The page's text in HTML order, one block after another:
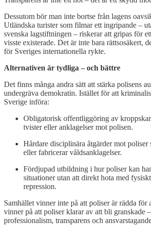
Dessutom bör man inte bortse från lagens
Utländska turister som filmar ett ingripande –
svenska lagstiftningen – riskerar att gripas för
visste existerade. Det är inte bara rättsosäkert,
för Sveriges internationella rykte.
Alternativen är tydliga – och bättre
Det finns många andra sätt att stärka polisens
undergräva demokratin. Istället för att
Sverige införa:
Obligatorisk offentliggöring av
tvister eller anklagelser mot polisen.
Hårdare disciplinära åtgärder mot poliser
eller fabricerar våldsanklagelser.
Fördjupad utbildning i hur poliser kan
situationer utan att direkt hota med
repression.
Samhället vinner inte på att poliser är rädda för
vinner på att poliser klarar av att bli granskade
professionalism, transparens och